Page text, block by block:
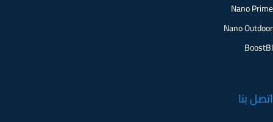
Nano Prime
Nano Outdoor
BoostBI
اتصل بنا